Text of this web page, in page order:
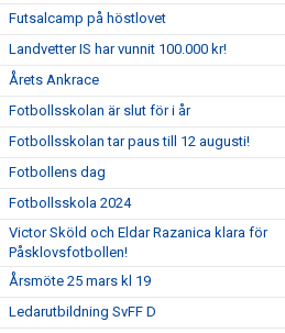
Futsalcamp på höstlovet
Landvetter IS har vunnit 100.000 kr!
Årets Ankrace
Fotbollsskolan är slut för i år
Fotbollsskolan tar paus till 12 augusti!
Fotbollens dag
Fotbollsskola 2024
Victor Sköld och Eldar Razanica klara för
Påsklovsfotbollen!
Årsmöte 25 mars kl 19
Ledarutbildning SvFF D